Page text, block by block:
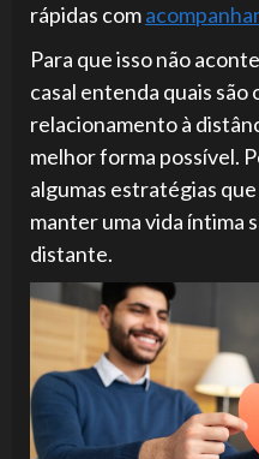
rápidas com
Para que isso não
casal entenda quais são
relacionamento à
melhor forma possível.
algumas estratégias
manter uma vida íntima
distante.